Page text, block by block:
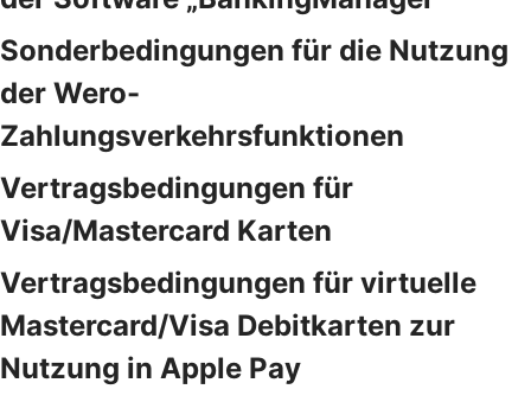
Sonderbedingungen für die Nutzung
der Wero-
Zahlungsverkehrsfunktionen
Vertragsbedingungen für
Visa/Mastercard Karten
Vertragsbedingungen für virtuelle
Mastercard/Visa Debitkarten zur
Nutzung in Apple Pay